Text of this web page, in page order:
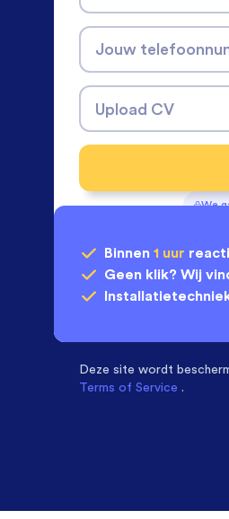
Jouw
Upload CV
We
Binnen 1 uur
Geen klik? Wij
Deze site wordt
Terms of Service .